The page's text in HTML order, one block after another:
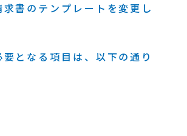
書のテンプレートを変更し
となる項目は、以下の通り